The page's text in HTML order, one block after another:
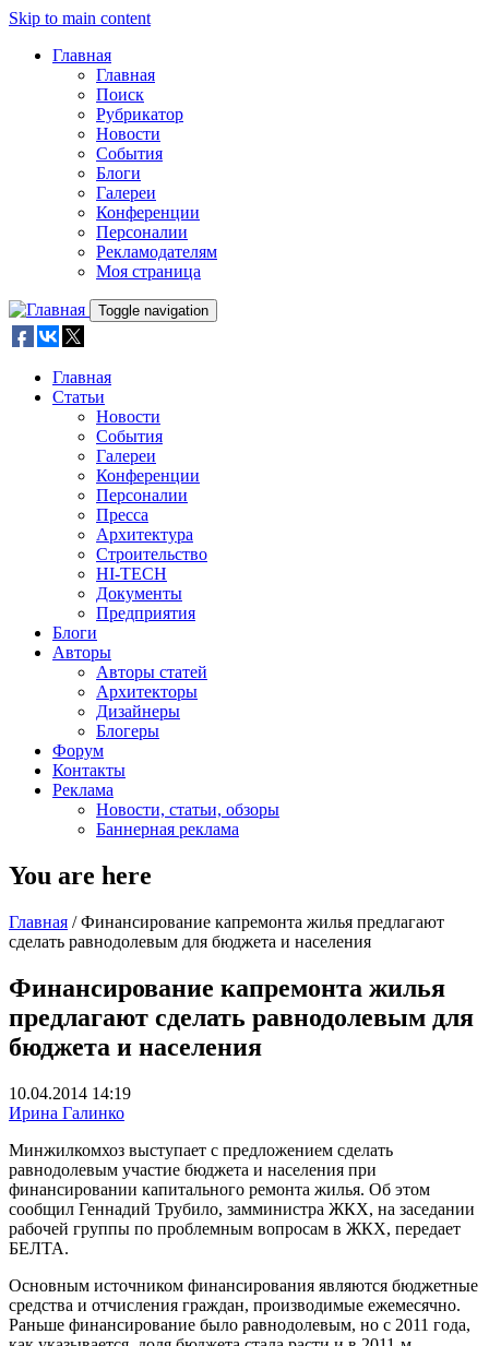
Skip to main content
Главная
Главная
Поиск
Рубрикатор
Новости
События
Блоги
Галереи
Конференции
Персоналии
Рекламодателям
Моя страница
Toggle navigation
Главная
Статьи
Новости
События
Галереи
Конференции
Персоналии
Пресса
Архитектура
Строительство
HI-TECH
Документы
Предприятия
Блоги
Авторы
Авторы статей
Архитекторы
Дизайнеры
Блогеры
Форум
Контакты
Реклама
Новости, статьи, обзоры
Баннерная реклама
You are here
Главная / Финансирование капремонта жилья предлагают
сделать равнодолевым для бюджета и населения
Финансирование капремонта жилья
предлагают сделать равнодолевым для
бюджета и населения
10.04.2014 14:19
Ирина Галинко
Минжилкомхоз выступает с предложением сделать
равнодолевым участие бюджета и населения при
финансировании капитального ремонта жилья. Об этом
сообщил Геннадий Трубило, замминистра ЖКХ, на заседании
рабочей группы по проблемным вопросам в ЖКХ, передает
БЕЛТА.
Основным источником финансирования являются бюджетные
средства и отчисления граждан, производимые ежемесячно.
Раньше финансирование было равнодолевым, но с 2011 года,